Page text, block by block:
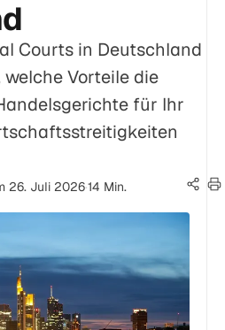
Courts in Deutschland
Vorteile die
für Ihr
26. Juli 2026·14 Min.